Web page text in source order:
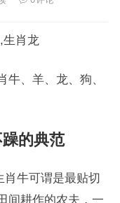
生肖龙
、羊、龙、狗、
的典范
肖牛可谓是最贴切
间耕作的农夫，一